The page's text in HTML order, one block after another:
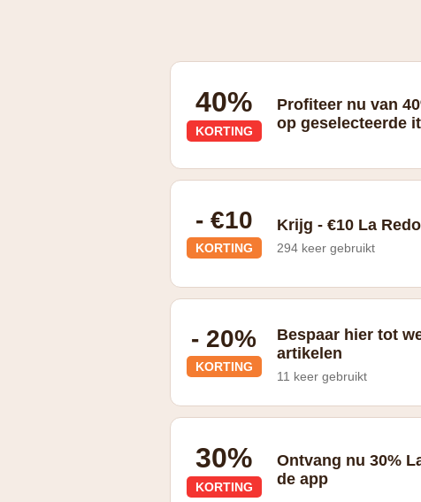
40%
KORTING
Profiteer nu van
op geselecteerde
- €10
KORTING
Krijg - €10 La
294 keer gebruikt
- 20%
KORTING
Bespaar hier tot
artikelen
11 keer gebruikt
30%
KORTING
Ontvang nu 30%
de app